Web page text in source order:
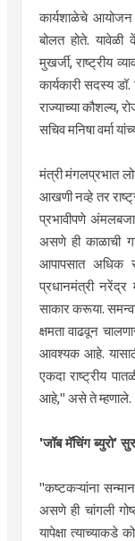
कार्यशाळेचे
बोलत होते. यावेळी
मुखर्जी, राष्ट्रीय
कार्यकारी सदस्य
राज्याच्या कौशल्य,
सचिव मनिषा वर्मा
मंत्री मंगलप्रभात
आखणी नव्हे तर
प्रभावीपणे
असणे ही काळाची
आपापसात अधिक
प्रधानमंत्री नरेंद्र
साकार करूया.
क्षमता वाढवून
आवश्यक आहे.
एकदा राष्ट्रीय
आहे," असे ते म्हणाले.
'जॉब मॅचिंग ब्युरो’
"कष्टकऱ्यांना
असणे ही चांगली
यापेक्षा त्याच्याकडे